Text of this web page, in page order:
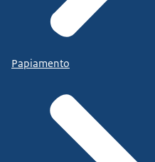
Papiamento